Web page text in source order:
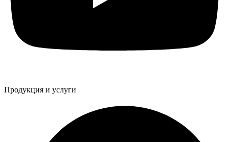
Продукция и услуги